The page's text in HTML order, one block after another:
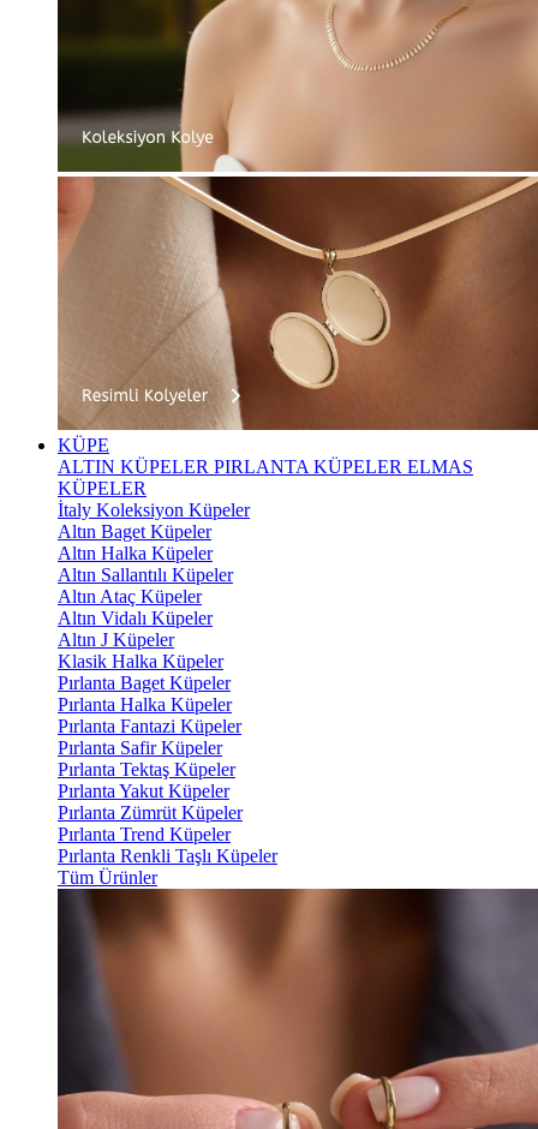
KÜPE
ALTIN KÜPELER PIRLANTA KÜPELER ELMAS
KÜPELER
İtaly Koleksiyon Küpeler
Altın Baget Küpeler
Altın Halka Küpeler
Altın Sallantılı Küpeler
Altın Ataç Küpeler
Altın Vidalı Küpeler
Altın J Küpeler
Klasik Halka Küpeler
Pırlanta Baget Küpeler
Pırlanta Halka Küpeler
Pırlanta Fantazi Küpeler
Pırlanta Safir Küpeler
Pırlanta Tektaş Küpeler
Pırlanta Yakut Küpeler
Pırlanta Zümrüt Küpeler
Pırlanta Trend Küpeler
Pırlanta Renkli Taşlı Küpeler
Tüm Ürünler